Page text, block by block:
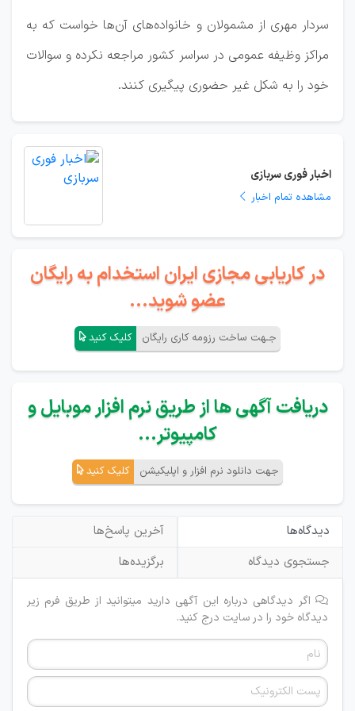
سردار مهری از مشمولان و خانواده‌های آن‌ها خواست که به
مراکز وظیفه عمومی در سراسر کشور مراجعه نکرده و سوالات
خود را به شکل غیر حضوری پیگیری کنند.
اخبار فوری سربازی
مشاهده تمام اخبار
در کاریابی مجازی ایران استخدام به رایگان
عضو شوید...
جـهت ساخت رزومه کاری رایگان کلیک کنید
دریافت آگهی ها از طریق نرم افزار موبایل و
کامپیوتر...
جهت دانلود نرم افزار و اپلیکیشن کلیک کنید
دیدگاه‌ها
آخرین پاسخ‌ها
جستجوی دیدگاه
برگزیده‌ها
اگر دیدگاهی درباره این آگهی دارید میتوانید از طریق فرم زیر
دیدگاه خود را در سایت درج کنید.